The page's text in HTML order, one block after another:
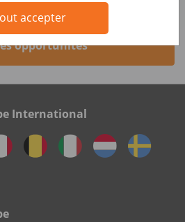
accepter
opportunités
International